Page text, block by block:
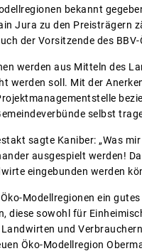
bekannt
Jura zu den Preisträgern
der Vorsitzende des
werden aus Mitteln des
werden soll. Mit der
selbst
sagte Kaniber: „Was
ausgespielt werden!
eingebunden werden
Modellregionen ein
diese sowohl für
und
Öko-Modellregion